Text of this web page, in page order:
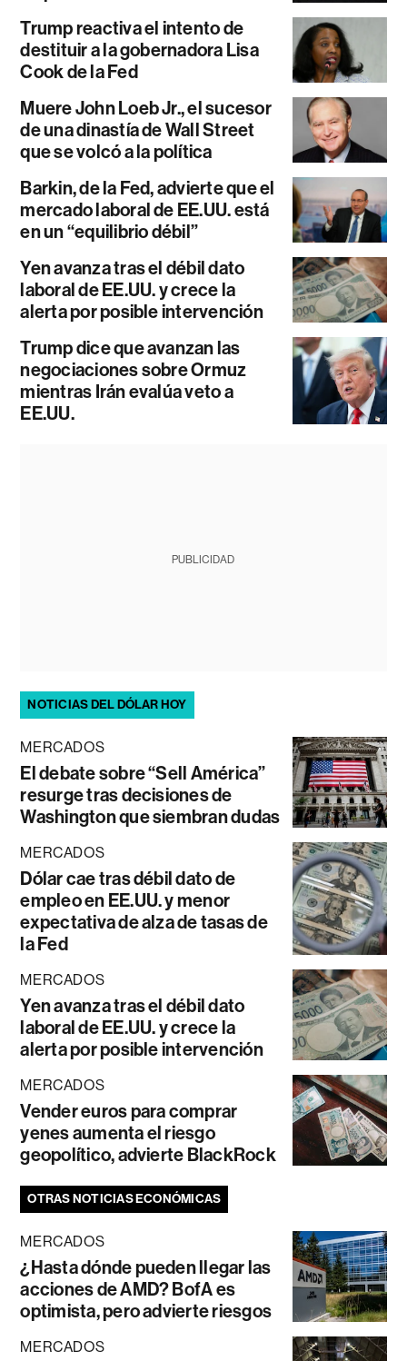
Trump reactiva el intento de
destituir a la gobernadora Lisa
Cook de la Fed
Muere John Loeb Jr., el sucesor
de una dinastía de Wall Street
que se volcó a la política
Barkin, de la Fed, advierte que el
mercado laboral de EE.UU. está
en un “equilibrio débil”
Yen avanza tras el débil dato
laboral de EE.UU. y crece la
alerta por posible intervención
Trump dice que avanzan las
negociaciones sobre Ormuz
mientras Irán evalúa veto a
EE.UU.
PUBLICIDAD
NOTICIAS DEL DÓLAR HOY
MERCADOS
El debate sobre “Sell América”
resurge tras decisiones de
Washington que siembran dudas
MERCADOS
Dólar cae tras débil dato de
empleo en EE.UU. y menor
expectativa de alza de tasas de
la Fed
MERCADOS
Yen avanza tras el débil dato
laboral de EE.UU. y crece la
alerta por posible intervención
MERCADOS
Vender euros para comprar
yenes aumenta el riesgo
geopolítico, advierte BlackRock
OTRAS NOTICIAS ECONÓMICAS
MERCADOS
¿Hasta dónde pueden llegar las
acciones de AMD? BofA es
optimista, pero advierte riesgos
MERCADOS